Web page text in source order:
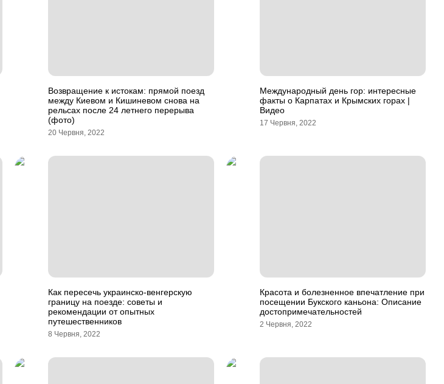
Возвращение к истокам: прямой поезд
между Киевом и Кишиневом снова на
рельсах после 24 летнего перерыва
(фото)
20 Червня, 2022
Международный день гор: интересные
факты о Карпатах и Крымских горах |
Видео
17 Червня, 2022
Как пересечь украинско-венгерскую
границу на поезде: советы и
рекомендации от опытных
путешественников
8 Червня, 2022
Красота и болезненное впечатление при
посещении Букского каньона: Описание
достопримечательностей
2 Червня, 2022